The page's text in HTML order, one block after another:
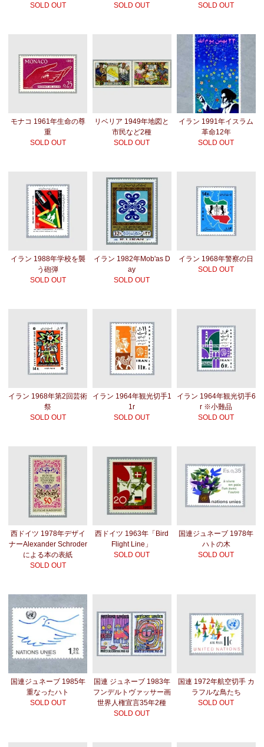
SOLD OUT
SOLD OUT
SOLD OUT
モナコ 1961年生命の尊
重
SOLD OUT
リベリア 1949年地図と
市民など2種
SOLD OUT
イラン 1991年イスラム
革命12年
SOLD OUT
イラン 1988年学校を襲
う砲弾
SOLD OUT
イラン 1982年Mob'as D
ay
SOLD OUT
イラン 1968年警察の日
SOLD OUT
イラン 1968年第2回芸術
祭
SOLD OUT
イラン 1964年観光切手1
1r
SOLD OUT
イラン 1964年観光切手6
r ※小難品
SOLD OUT
西ドイツ 1978年デザイ
ナーAlexander Schroder
による本の表紙
SOLD OUT
西ドイツ 1963年「Bird
Flight Line」
SOLD OUT
国連ジュネーブ 1978年
ハトの木
SOLD OUT
国連ジュネーブ 1985年
重なったハト
SOLD OUT
国連 ジュネーブ 1983年
フンデルトヴァッサー画
世界人権宣言35年2種
SOLD OUT
国連 1972年航空切手 カ
ラフルな鳥たち
SOLD OUT